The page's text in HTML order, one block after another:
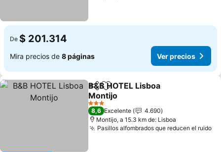
De $ 201.314
Mira precios de 8 páginas Ver precios
CompartirAgregar a favoritos
B&B HOTEL Lisboa
Montijo
Ver precios
3 Estrellas
8,6 Excelente
4.690
Montijo, a 15.3 km de: Lisboa
Pasillos alfombrados que reducen el ruido